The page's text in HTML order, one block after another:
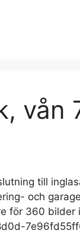
vån
till
och
för 360 bilder